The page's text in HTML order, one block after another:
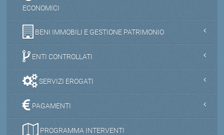
ECONOMICI
BENI IMMOBILI E GESTIONE PATRIMONIO
ENTI CONTROLLATI
SERVIZI EROGATI
PAGAMENTI
PROGRAMMA INTERVENTI